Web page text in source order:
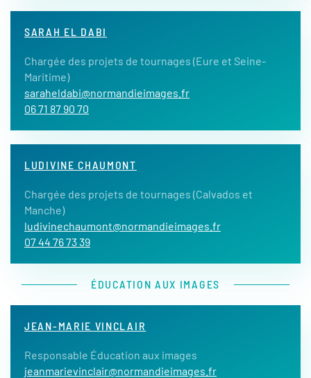
SARAH EL DABI
Chargée des projets de tournages (Eure et Seine-
Maritime)
saraheldabi@normandieimages.fr
06 71 87 90 70
LUDIVINE CHAUMONT
Chargée des projets de tournages (Calvados et
Manche)
ludivinechaumont@normandieimages.fr
07 44 76 73 39
ÉDUCATION AUX IMAGES
JEAN-MARIE VINCLAIR
Responsable Éducation aux images
jeanmarievinclair@normandieimages.fr